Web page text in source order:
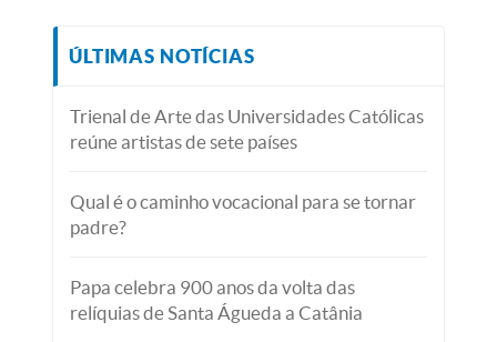
ÚLTIMAS NOTÍCIAS
Trienal de Arte das Universidades Católicas
reúne artistas de sete países
Qual é o caminho vocacional para se tornar
padre?
Papa celebra 900 anos da volta das
relíquias de Santa Águeda a Catânia